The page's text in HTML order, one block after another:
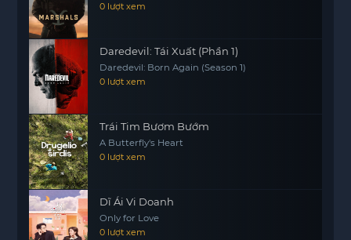
0 lượt xem
Daredevil: Tái Xuất (Phần 1)
Daredevil: Born Again (Season 1)
0 lượt xem
Trái Tim Bươm Bướm
A Butterfly's Heart
0 lượt xem
Dĩ Ái Vi Doanh
Only for Love
0 lượt xem